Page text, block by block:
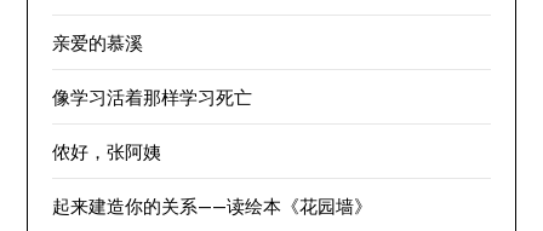
亲爱的慕溪
像学习活着那样学习死亡
侬好，张阿姨
起来建造你的关系——读绘本《花园墙》